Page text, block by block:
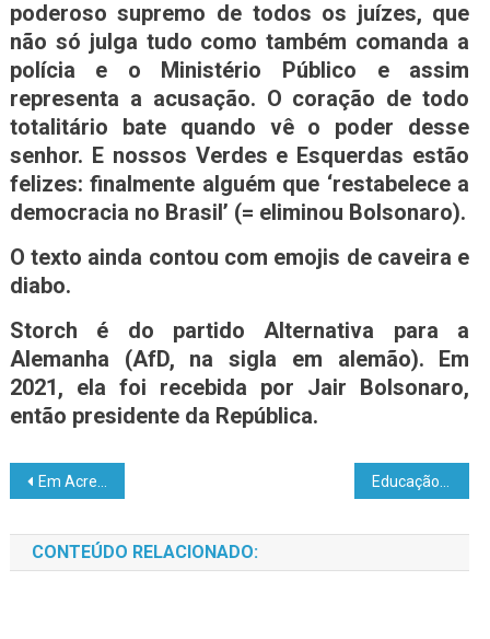
poderoso supremo de todos os juízes, que
não só julga tudo como também comanda a
polícia e o Ministério Público e assim
representa a acusação. O coração de todo
totalitário bate quando vê o poder desse
senhor. E nossos Verdes e Esquerdas estão
felizes: finalmente alguém que ‘restabelece a
democracia no Brasil’ (= eliminou Bolsonaro).
O texto ainda contou com emojis de caveira e
diabo.
Storch é do partido Alternativa para a
Alemanha (AfD, na sigla em alemão). Em
2021, ela foi recebida por Jair Bolsonaro,
então presidente da República.
Em Acrelândia, senador Alan Rick entrega equipamentos para unidades e agentes comunitários de saúde
CONTEÚDO RELACIONADO: